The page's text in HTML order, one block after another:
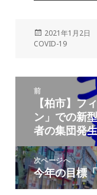
投
稿
2021年1月2日
COVID-19
ー
シ
ョ
前
の
投
稿:
【柏市】フ
ン」での新
者の集団発
次ページへ
次
の
今年の目標